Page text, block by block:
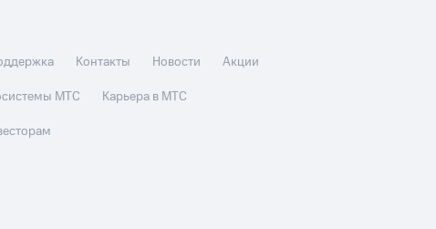
Контакты Новости
Акции
МТС
Карьера в МТС